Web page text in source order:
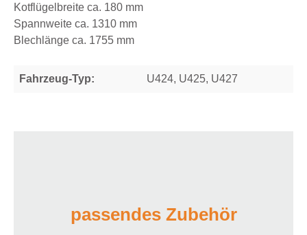
Kotflügelbreite ca. 180 mm
Spannweite ca. 1310 mm
Blechlänge ca. 1755 mm
Fahrzeug-Typ: U424, U425, U427
Produktgalerie überspringen
passendes Zubehör